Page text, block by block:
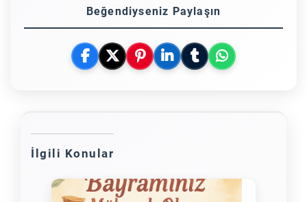
Beğendiyseniz Paylaşın
İlgili Konular